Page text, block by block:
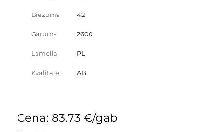
Biezums 42
Garums 2600
Lamella PL
Kvalitāte AB
Cena: 83.73 €/gab